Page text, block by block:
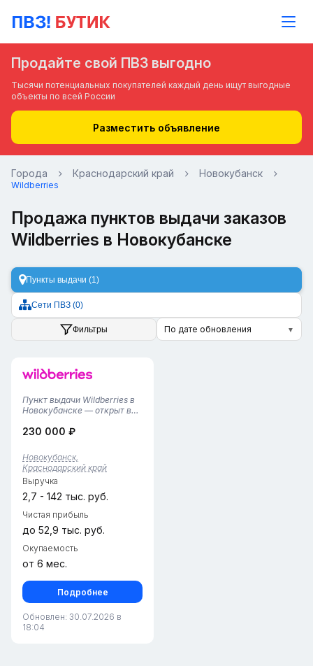
Продайте свой ПВЗ выгодно
Тысячи потенциальных покупателей каждый день ищут выгодные
объекты по всей России
Разместить объявление
Города Краснодарский край Новокубанск
Wildberries
Продажа пунктов выдачи заказов
Wildberries в Новокубанске
Пункты выдачи (1)
Сети ПВЗ (0)
Фильтры По дате обновления ▼
Пункт выдачи Wildberries в
Новокубанске — открыт в
выгодно: • Удобное
Новокубанск,
обеспечивающее быстрый
доступ для местных
жителей. • Площадь пункта
—...
230 000 ₽
Новокубанск,
Краснодарский край
Выручка
2,7 - 142 тыс. руб.
Чистая прибыль
до 52,9 тыс. руб.
Окупаемость
от 6 мес.
Подробнее
Обновлен: 30.07.2026 в
18:04